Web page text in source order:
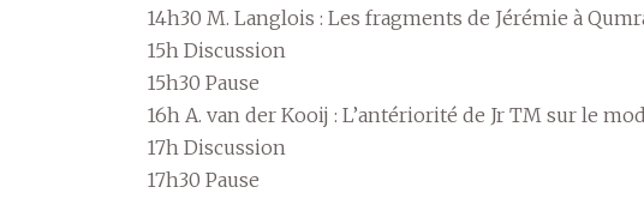
14h30 M. Langlois : Les fragments de Jérémie à
15h Discussion
15h30 Pause
16h A. van der Kooij : L’antériorité de Jr TM sur le
17h Discussion
17h30 Pause